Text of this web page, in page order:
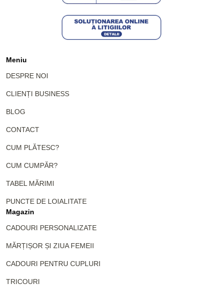
Meniu
DESPRE NOI
CLIENȚI BUSINESS
BLOG
CONTACT
CUM PLĂTESC?
CUM CUMPĂR?
TABEL MĂRIMI
PUNCTE DE LOIALITATE
Magazin
CADOURI PERSONALIZATE
MĂRȚIȘOR ȘI ZIUA FEMEII
CADOURI PENTRU CUPLURI
TRICOURI